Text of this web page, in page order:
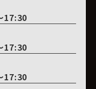
17:30
17:30
17:30